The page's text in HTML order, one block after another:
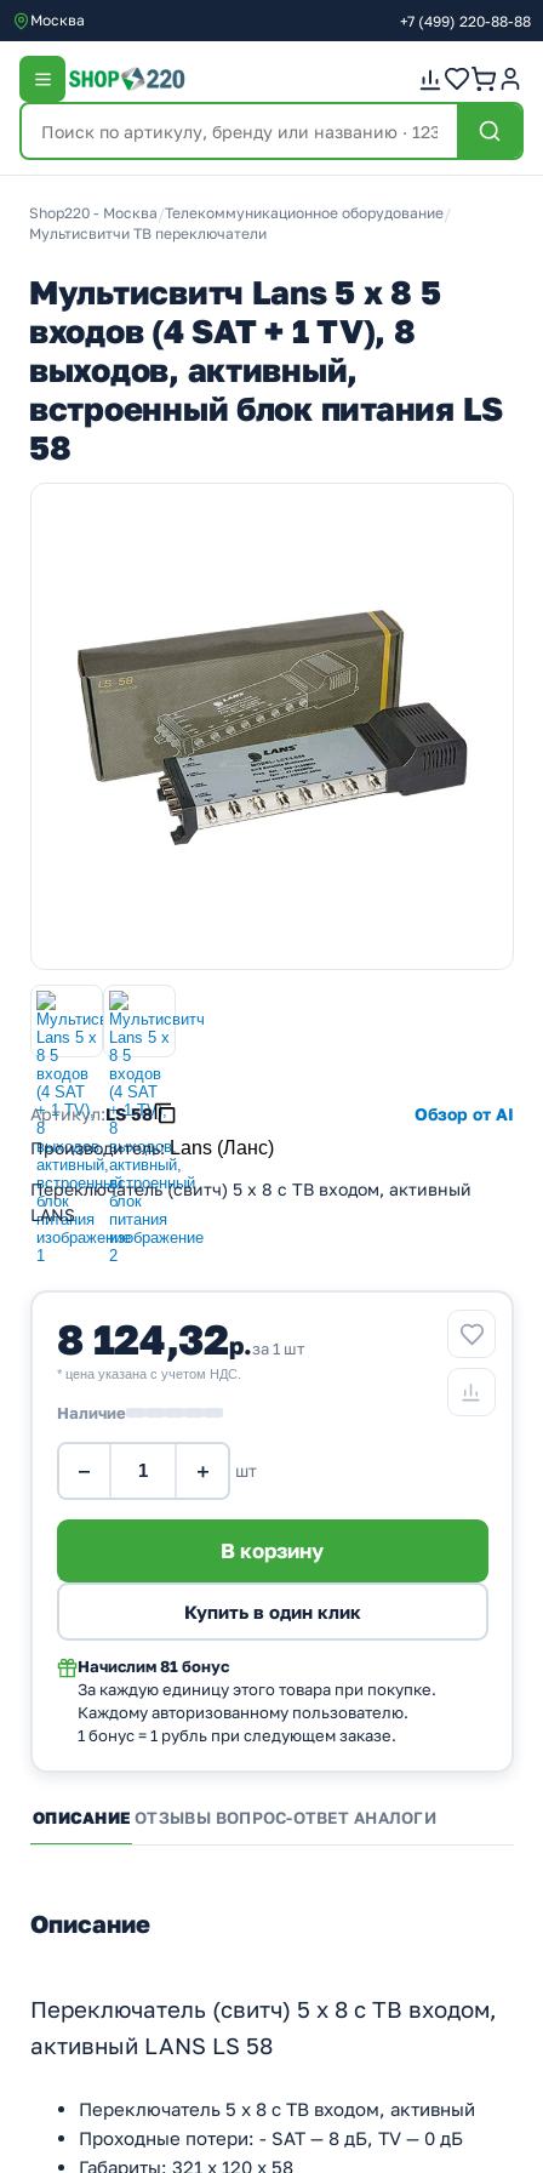
Москва +7 (499) 220-88-88
Shop220 - Москва /Телекоммуникационное оборудование/
Мультисвитчи ТВ переключатели
Мультисвитч Lans 5 х 8 5
входов (4 SAT + 1 TV), 8
выходов, активный,
встроенный блок питания LS
58
Артикул:LS 58
Обзор от AI
Производитель:Lans (Ланс)
Переключатель (свитч) 5 х 8 с ТВ входом, активный
LANS
8 124,32р.за 1 шт
* цена указана с учетом НДС.
Наличие
− + шт
Начислим 81 бонус
За каждую единицу этого товара при покупке.
Каждому авторизованному пользователю.
1 бонус = 1 рубль при следующем заказе.
ОПИСАНИЕ ОТЗЫВЫ ВОПРОС-ОТВЕТ АНАЛОГИ
Описание
Переключатель (свитч) 5 х 8 с ТВ входом,
активный LANS LS 58
Переключатель 5 х 8 с ТВ входом, активный
Проходные потери: - SAT — 8 дБ, TV — 0 дБ
Габариты: 321 х 120 х 58